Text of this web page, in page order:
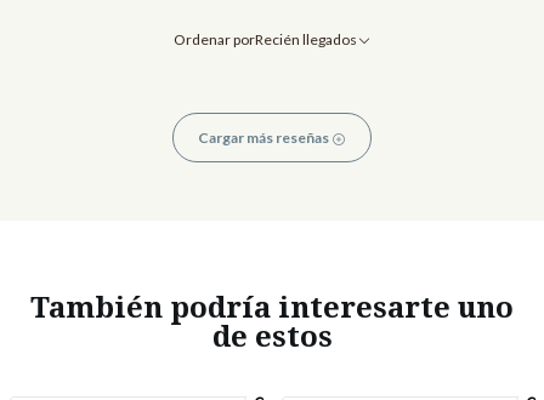
Ordenar porRecién llegados
Cargar más reseñas
También podría interesarte uno
de estos